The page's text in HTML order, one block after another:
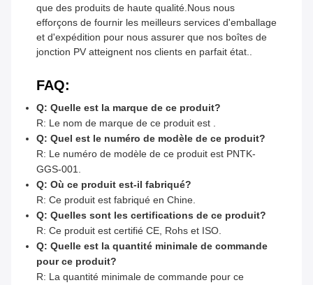
que des produits de haute qualité.Nous nous
efforçons de fournir les meilleurs services d'emballage
et d'expédition pour nous assurer que nos boîtes de
jonction PV atteignent nos clients en parfait état..
FAQ:
Q: Quelle est la marque de ce produit?
R: Le nom de marque de ce produit est .
Q: Quel est le numéro de modèle de ce produit?
R: Le numéro de modèle de ce produit est PNTK-
GGS-001.
Q: Où ce produit est-il fabriqué?
R: Ce produit est fabriqué en Chine.
Q: Quelles sont les certifications de ce produit?
R: Ce produit est certifié CE, Rohs et ISO.
Q: Quelle est la quantité minimale de commande
pour ce produit?
R: La quantité minimale de commande pour ce